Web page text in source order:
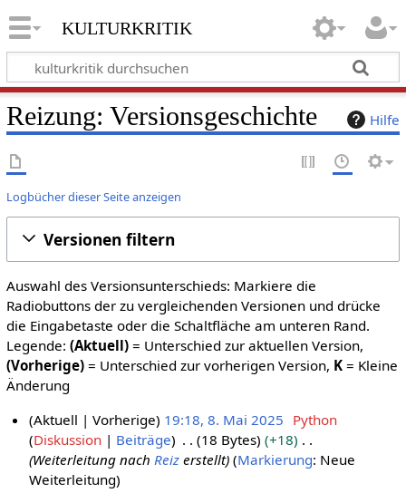
kulturkritik
Hilfe
Reizung: Versionsgeschichte
Logbücher dieser Seite anzeigen
Versionen filtern
Auswahl des Versionsunterschieds: Markiere die
Radiobuttons der zu vergleichenden Versionen und drücke
die Eingabetaste oder die Schaltfläche am unteren Rand.
Legende: (Aktuell)= Unterschied zur aktuellen Version,
(Vorherige)= Unterschied zur vorherigen Version, K= Kleine
Änderung
Aktuell Vorherige 19:18, 8. Mai 2025 Python
Diskussion
Beiträge 18 Bytes
+18
Weiterleitung nachReiz erstellt Markierung: Neue
Weiterleitung